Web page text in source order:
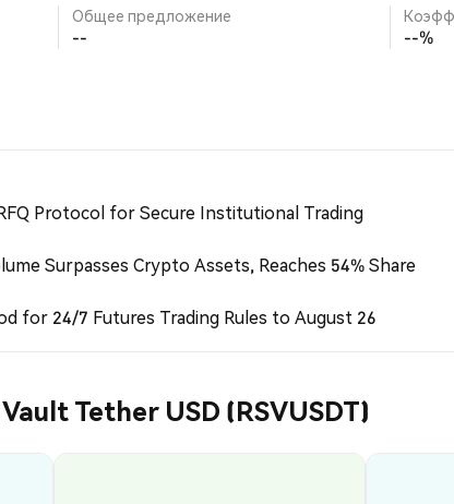
Общее предложение
-- --%
Protocol for Secure Institutional Trading
Surpasses Crypto Assets, Reaches 54% Share
for 24/7 Futures Trading Rules to August 26
Tether USD (RSVUSDT)